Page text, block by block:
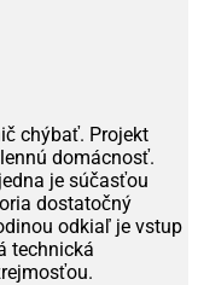
chýbať. Projekt
domácnosť.
je súčasťou
dostatočný
odkiaľ je vstup
technická